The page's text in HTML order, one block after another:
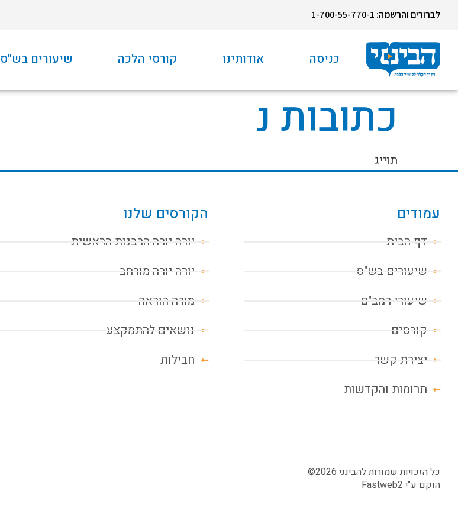
לברורים והרשמה: 1-700-55-770-1
כניסה אודותינו קורסי הלכה שיעורים בש"ס
כתובות נ
תוייג
עמודים
דף הבית
שיעורים בש"ס
שיעורי רמב"ם
קורסים
יצירת קשר
תרומות והקדשות
הקורסים שלנו
יורה יורה הרבנות הראשית
יורה יורה מורחב
מורה הוראה
נושאים להתמקצע
חבילות
כל הזכויות שמורות להבינני 2026©
הוקם ע"י Fastweb2